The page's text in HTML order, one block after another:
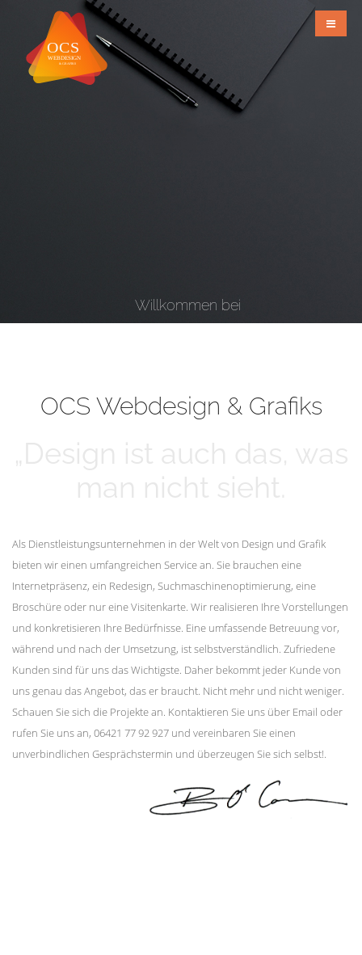
Willkommen bei
OCS Webdesign & Grafiks
Als Dienstleistungsunternehmen in der Welt von Design und Grafik
bieten wir einen umfangreichen Service an. Sie brauchen eine
Internetpräsenz, ein Redesign, Suchmaschinenoptimierung, eine
Broschüre oder nur eine Visitenkarte. Wir realisieren Ihre Vorstellungen
und konkretisieren Ihre Bedürfnisse. Eine umfassende Betreuung vor,
während und nach der Umsetzung, ist selbstverständlich. Zufriedene
Kunden sind für uns das Wichtigste. Daher bekommt jeder Kunde von
uns genau das Angebot, das er braucht. Nicht mehr und nicht weniger.
Schauen Sie sich die Projekte an. Kontaktieren Sie uns über Email oder
rufen Sie uns an, 06421 77 92 927 und vereinbaren Sie einen
unverbindlichen Gesprächstermin und überzeugen Sie sich selbst!.